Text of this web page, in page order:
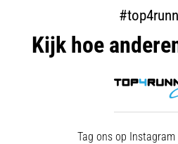
Kijk hoe
Tag ons op Instagram